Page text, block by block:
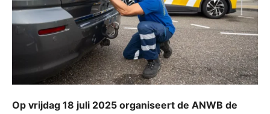
Op vrijdag 18 juli 2025 organiseert de ANWB de